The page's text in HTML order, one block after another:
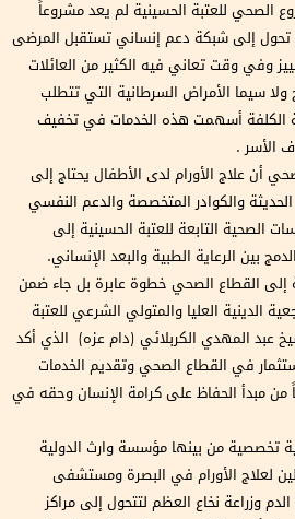
الصحي للعتبة الحسينية لم يعد مشروعاً
تحول إلى شبكة دعم إنساني تستقبل المرضى
وفي وقت تعاني فيه الكثير من العائلات
سيما الأمراض السرطانية التي تتطلب
الكلفة أسهمت هذه الخدمات في تخفيف
الأسر .
أن علاج الأورام لدى الأطفال يحتاج إلى
والكوادر المتخصصة والدعم النفسي
الصحية التابعة للعتبة الحسينية إلى
بين الرعاية الطبية والبعد الإنساني.
إلى القطاع الصحي خطوة عابرة بل جاء ضمن
الدينية العليا والمتولي الشرعي للعتبة
عبد المهدي الكربلائي (دام عزه) الذي أكد
في القطاع الصحي وتقديم الخدمات
من مبدأ الحفاظ على كرامة الإنسان وحقه في
من بينها مؤسسة وارث الدولية
لعلاج الأورام في البصرة ومستشفى
وزراعة نخاع العظم لتتحول إلى مراكز